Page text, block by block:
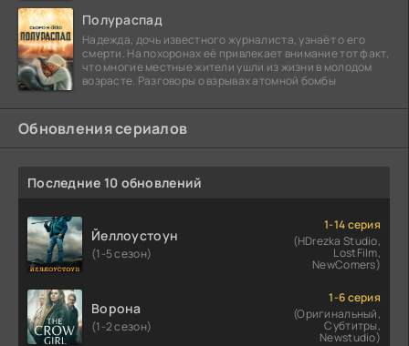
Полураспад
Надежда, дочь известного журналиста, узнаёт о его
смерти. На похоронах её привлекает внимание тот факт,
что многие местные жители ушли из жизни в молодом
возрасте. Разговоры о взрывах атомной бомбы
Обновления сериалов
Последние 10 обновлений
Йеллоустоун
(1-5 сезон)
1-14 серия
(HDrezka Studio,
LostFilm,
NewComers)
Ворона
(1-2 сезон)
1-6 серия
(Оригинальный,
Субтитры,
Newstudio)